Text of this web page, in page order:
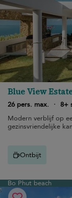
Blue View
26 pers. max.
· 8+
Modern verblijf op
gezinsvriendelijke
Ontbijt
Bo Phut beach